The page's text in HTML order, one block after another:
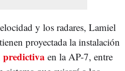
y los radares, Lamiel
proyectada la instalación
predictiva en la AP-7, entre